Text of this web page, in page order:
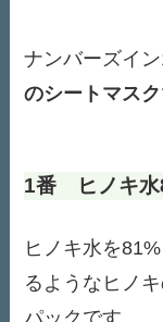
ナンバーズイン
のシートマスク
1番 ヒノキ水
ヒノキ水を
るようなヒノ